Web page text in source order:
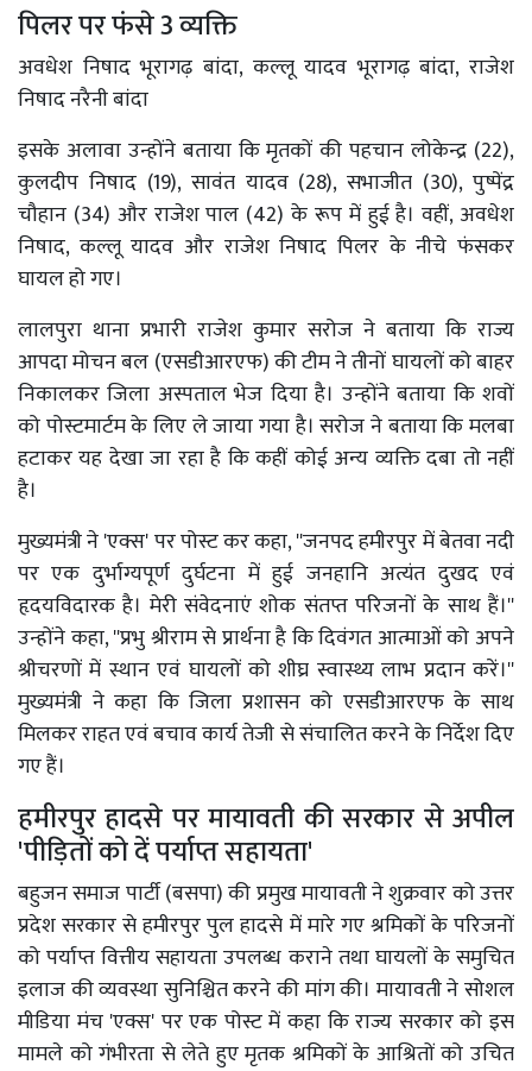
पिलर पर फंसे 3 व्यक्ति
अवधेश निषाद भूरागढ़ बांदा, कल्लू यादव भूरागढ़ बांदा, राजेश
निषाद नरैनी बांदा
इसके अलावा उन्होंने बताया कि मृतकों की पहचान लोकेन्द्र (22),
कुलदीप निषाद (19), सावंत यादव (28), सभाजीत (30), पुष्पेंद्र
चौहान (34) और राजेश पाल (42) के रूप में हुई है। वहीं, अवधेश
निषाद, कल्लू यादव और राजेश निषाद पिलर के नीचे फंसकर
घायल हो गए।
लालपुरा थाना प्रभारी राजेश कुमार सरोज ने बताया कि राज्य
आपदा मोचन बल (एसडीआरएफ) की टीम ने तीनों घायलों को बाहर
निकालकर जिला अस्पताल भेज दिया है। उन्होंने बताया कि शवों
को पोस्टमार्टम के लिए ले जाया गया है। सरोज ने बताया कि मलबा
हटाकर यह देखा जा रहा है कि कहीं कोई अन्य व्यक्ति दबा तो नहीं
है।
मुख्यमंत्री ने 'एक्स' पर पोस्ट कर कहा, ''जनपद हमीरपुर में बेतवा नदी
पर एक दुर्भाग्यपूर्ण दुर्घटना में हुई जनहानि अत्यंत दुखद एवं
हृदयविदारक है। मेरी संवेदनाएं शोक संतप्त परिजनों के साथ हैं।''
उन्होंने कहा, ''प्रभु श्रीराम से प्रार्थना है कि दिवंगत आत्माओं को अपने
श्रीचरणों में स्थान एवं घायलों को शीघ्र स्वास्थ्य लाभ प्रदान करें।''
मुख्यमंत्री ने कहा कि जिला प्रशासन को एसडीआरएफ के साथ
मिलकर राहत एवं बचाव कार्य तेजी से संचालित करने के निर्देश दिए
गए हैं।
हमीरपुर हादसे पर मायावती की सरकार से अपील
'पीड़ितों को दें पर्याप्त सहायता'
बहुजन समाज पार्टी (बसपा) की प्रमुख मायावती ने शुक्रवार को उत्तर
प्रदेश सरकार से हमीरपुर पुल हादसे में मारे गए श्रमिकों के परिजनों
को पर्याप्त वित्तीय सहायता उपलब्ध कराने तथा घायलों के समुचित
इलाज की व्यवस्था सुनिश्चित करने की मांग की। मायावती ने सोशल
मीडिया मंच 'एक्स' पर एक पोस्ट में कहा कि राज्य सरकार को इस
मामले को गंभीरता से लेते हुए मृतक श्रमिकों के आश्रितों को उचित